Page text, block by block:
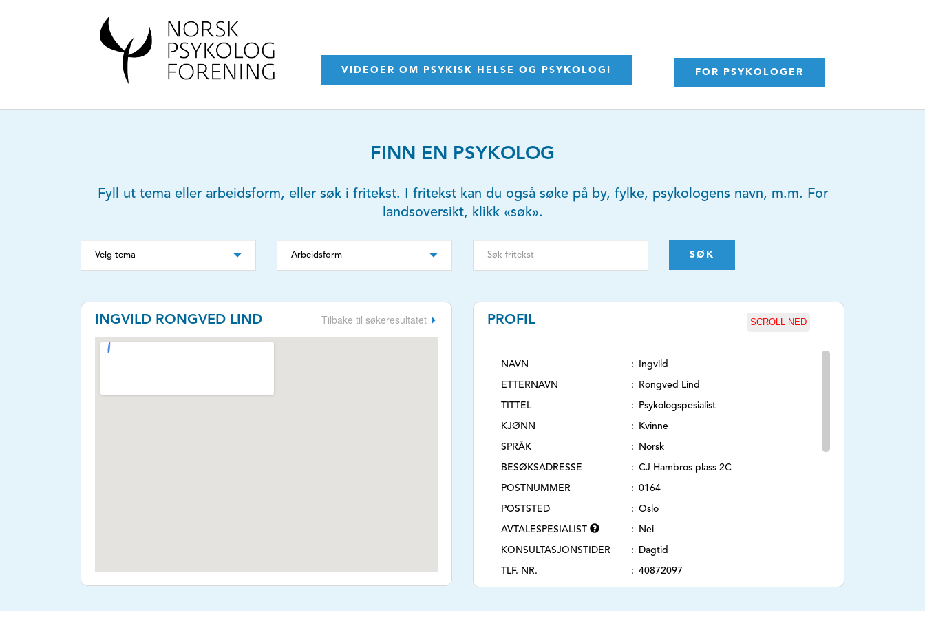
VIDEOER OM PSYKISK HELSE OG PSYKOLOGI FOR PSYKOLOGER
FINN EN PSYKOLOG
Fyll ut tema eller arbeidsform, eller søk i fritekst. I fritekst kan du også søke på by, fylke, psykologens navn, m.m. For
landsoversikt, klikk «søk».
SØK
INGVILD RONGVED LIND Tilbake til søkeresultatet PROFIL SCROLL NED
NAVN Ingvild
ETTERNAVN Rongved Lind
TITTEL Psykologspesialist
KJØNN Kvinne
SPRÅK Norsk
BESØKSADRESSE CJ Hambros plass 2C
POSTNUMMER 0164
POSTSTED Oslo
AVTALESPESIALIST Nei
KONSULTASJONSTIDER Dagtid
TLF. NR. 40872097
Ikke oppgi sensitiv informasjon